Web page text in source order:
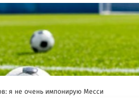
я не очень импонирую Месси